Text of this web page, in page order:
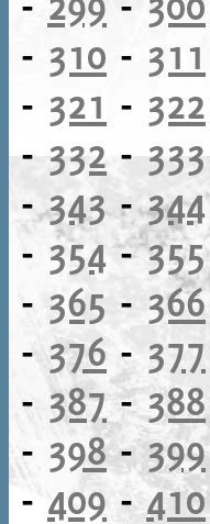
- 310 - 311
- 321 - 322
-332 -333
-343-344
- 354-355
- 365 - 366
-376 -377
- 387-388
- 398-399
- 409 -410